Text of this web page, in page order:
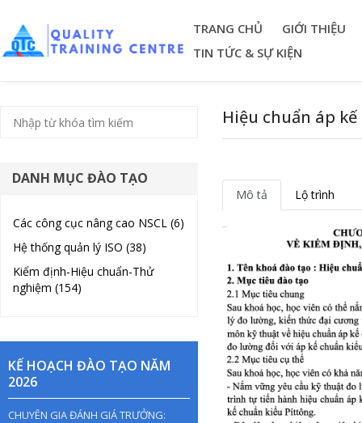
TRANG CHỦ
GIỚI THIỆU
TIN TỨC & SỰ KIỆN
DANH MỤC ĐÀO TẠO
Các công cục nâng cao NSCL (6)
Hệ thống quản lý ISO (38)
Kiểm định-Hiệu chuẩn-Thử
nghiệm (154)
KẾ HOẠCH ĐÀO TẠO NĂM
2026
CHUYÊN GIA ĐÁNH GIÁ TRƯỞNG:
Hiệu chuẩn áp
Mô tả Lộ trình